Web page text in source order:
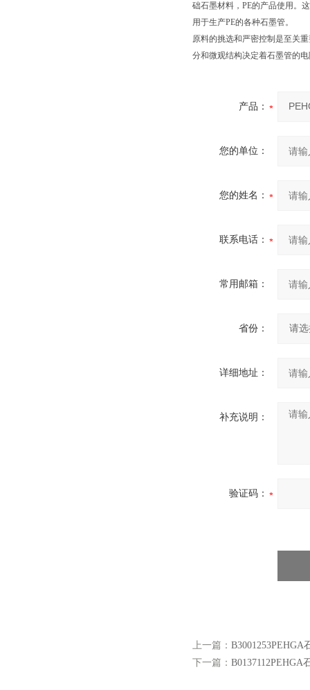
础石墨材料，PE的产品使用。
用于生产PE的各种石墨管。
原料的挑选和严密控制是至关
分和微观结构决定着石墨管的
产品：
您的单位：
您的姓名：
联系电话：
常用邮箱：
省份：
详细地址：
补充说明：
验证码：
上一篇： B3001253PEHGA
下一篇： B0137112PEHGA